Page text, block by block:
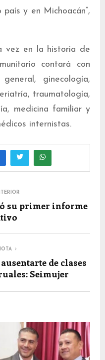
y en Michoacán”,
vez en la historia de
contará con
ginecología,
traumatología,
medicina familiar y
internistas.
su primer informe
de clases
Seimujer